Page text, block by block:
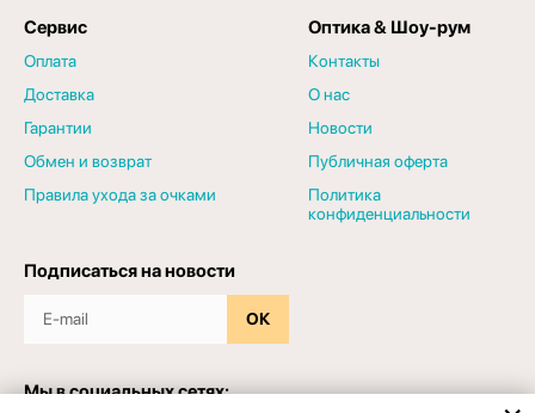
Сервис
Оплата
Доставка
Гарантии
Обмен и возврат
Правила ухода за очками
Оптика & Шоу-рум
Контакты
О нас
Новости
Публичная оферта
Политика
конфиденциальности
Подписаться на новости
ОК
Мы в социальных сетях: